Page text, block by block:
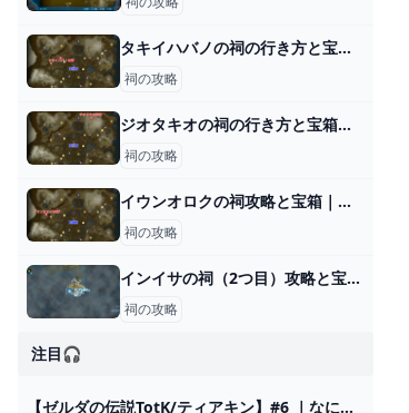
タキイハバノの祠の行き方と宝箱｜祠から出る方法
祠の攻略
ジオタキオの祠の行き方と宝箱｜ラウルの祝福
祠の攻略
イウンオロクの祠攻略と宝箱｜大と小の選択
祠の攻略
インイサの祠（2つ目）攻略と宝箱｜組み合わせる力
祠の攻略
注目🎧
【ゼルダの伝説TotK/ティアキン】#6 ｜なにするんだっけ忘れちゃった【完全初見プレイ】 - YouTube